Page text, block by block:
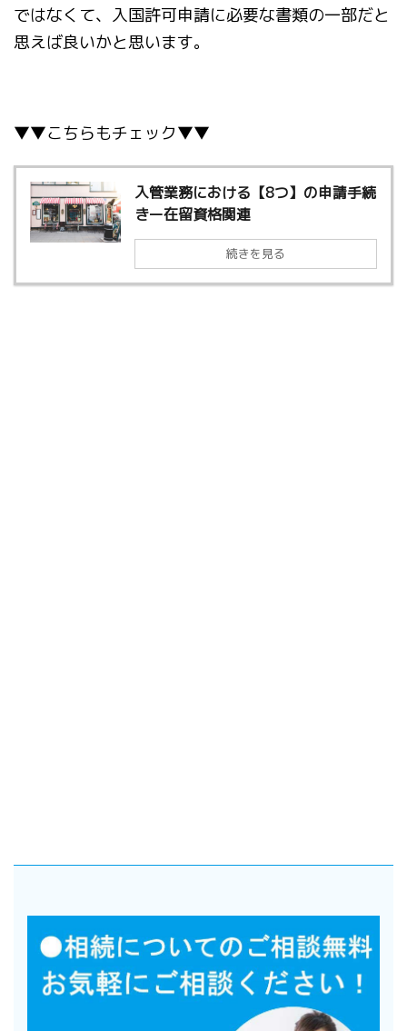
ではなくて、入国許可申請に必要な書類の一部だと
思えば良いかと思います。
▼▼こちらもチェック▼▼
入管業務における【8つ】の申請手続
きー在留資格関連
続きを見る